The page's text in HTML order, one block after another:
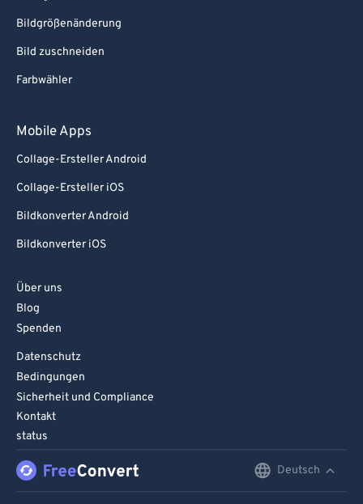
Bildgrößenänderung
Bild zuschneiden
Farbwähler
Mobile Apps
Collage-Ersteller Android
Collage-Ersteller iOS
Bildkonverter Android
Bildkonverter iOS
Über uns
Blog
Spenden
Datenschutz
Bedingungen
Sicherheit und Compliance
Kontakt
status
Deutsch